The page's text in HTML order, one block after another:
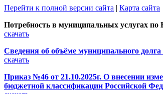
Перейти к полной версии сайта | Карта сайта
Потребность в муниципальных услугах
скачать
Сведения об объёме муниципального долга
скачать
Приказ №46 от 21.10.2025г. О внесении
бюджетной классификации Российской